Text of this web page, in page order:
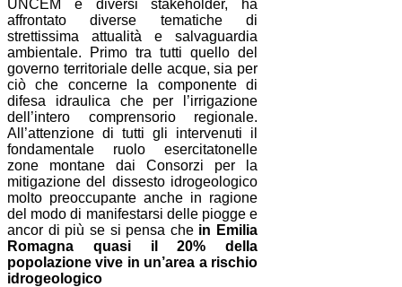
UNCEM e diversi stakeholder, ha
affrontato diverse tematiche di
strettissima attualità e salvaguardia
ambientale. Primo tra tutti quello del
governo territoriale delle acque, sia per
ciò che concerne la componente di
difesa idraulica che per l’irrigazione
dell’intero comprensorio regionale.
All’attenzione di tutti gli intervenuti il
fondamentale ruolo esercitatonelle
zone montane dai Consorzi per la
mitigazione del dissesto idrogeologico
molto preoccupante anche in ragione
del modo di manifestarsi delle piogge e
ancor di più se si pensa che in Emilia
Romagna quasi il 20% della
popolazione vive in un’area a rischio
idrogeologico